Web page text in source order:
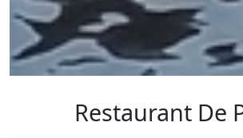
Restaurant De